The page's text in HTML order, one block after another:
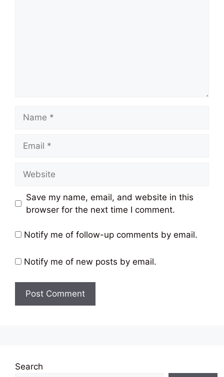
Save my name, email, and website in this
browser for the next time I comment.
Notify me of follow-up comments by email.
Notify me of new posts by email.
Search